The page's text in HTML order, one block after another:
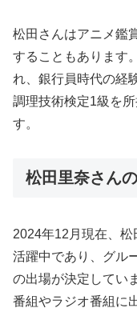
松田さんはアニメ鑑
することもあります
れ、銀行員時代の経
調理技術検定1級を
す。
松田里奈さん
2024年12月現在、
活躍中であり、グル
の出場が決定してい
番組やラジオ番組に